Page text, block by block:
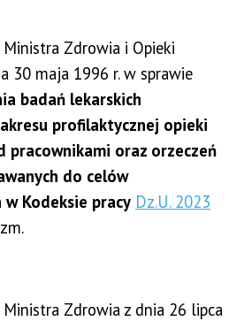
Ministra Zdrowia i Opieki
30 maja 1996 r. w sprawie
badań lekarskich
profilaktycznej opieki
pracownikami oraz orzeczeń
do celów
Kodeksie pracy Dz.U. 2023
Ministra Zdrowia z dnia 26 lipca